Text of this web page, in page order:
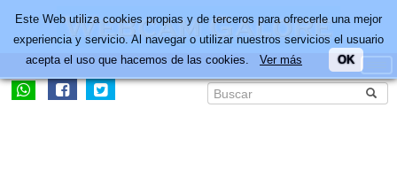
Este Web utiliza cookies propias y de terceros para ofrecerle una mejor
experiencia y servicio. Al navegar o utilizar nuestros servicios el usuario
acepta el uso que hacemos de las cookies. Ver más OK